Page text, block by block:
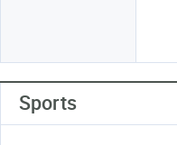
Sports